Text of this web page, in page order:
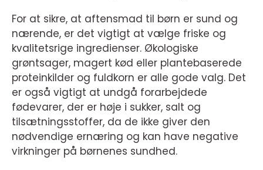
For at sikre, at aftensmad til børn er sund og
nærende, er det vigtigt at vælge friske og
kvalitetsrige ingredienser. Økologiske
grøntsager, magert kød eller plantebaserede
proteinkilder og fuldkorn er alle gode valg. Det
er også vigtigt at undgå forarbejdede
fødevarer, der er høje i sukker, salt og
tilsætningsstoffer, da de ikke giver den
nødvendige ernæring og kan have negative
virkninger på børnenes sundhed.